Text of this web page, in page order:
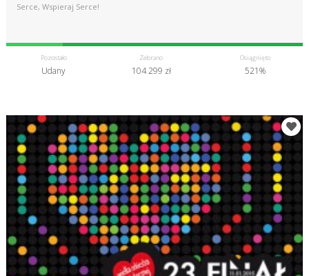
Serce, Wspieraj Serce!
Pozostało
Udany
Zebrano
104 299 zł
Osiągnięto
521%